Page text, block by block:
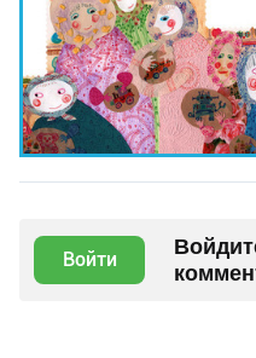
Войти